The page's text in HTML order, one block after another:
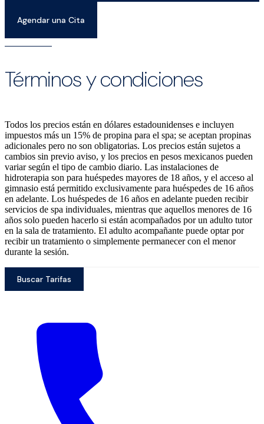
Agendar una Cita
Términos y condiciones
Todos los precios están en dólares estadounidenses e incluyen
impuestos más un 15% de propina para el spa; se aceptan propinas
adicionales pero no son obligatorias. Los precios están sujetos a
cambios sin previo aviso, y los precios en pesos mexicanos pueden
variar según el tipo de cambio diario. Las instalaciones de
hidroterapia son para huéspedes mayores de 18 años, y el acceso al
gimnasio está permitido exclusivamente para huéspedes de 16 años
en adelante. Los huéspedes de 16 años en adelante pueden recibir
servicios de spa individuales, mientras que aquellos menores de 16
años solo pueden hacerlo si están acompañados por un adulto tutor
en la sala de tratamiento. El adulto acompañante puede optar por
recibir un tratamiento o simplemente permanecer con el menor
durante la sesión.
Buscar Tarifas